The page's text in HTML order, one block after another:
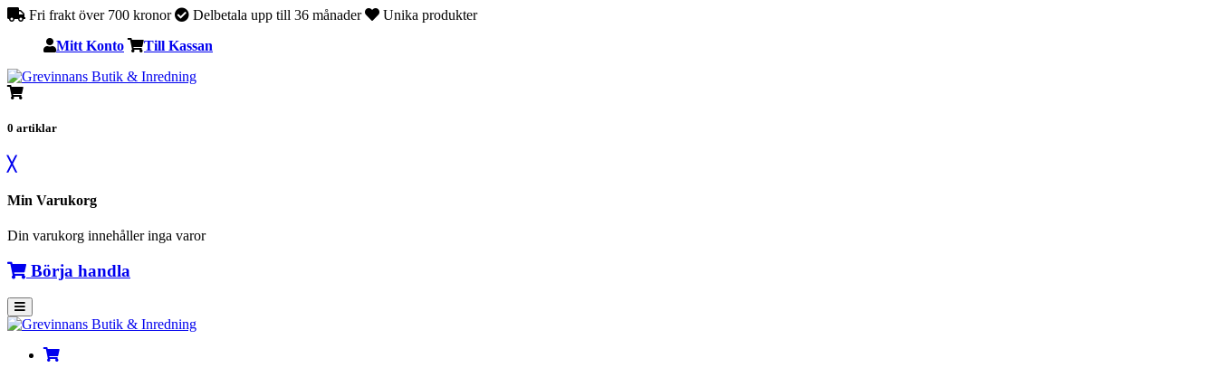
Fri frakt över 700 kronor Delbetala upp till 36 månader Unika produkter
Mitt Konto Till Kassan
0 artiklar
╳
Min Varukorg
Din varukorg innehåller inga varor
Börja handla